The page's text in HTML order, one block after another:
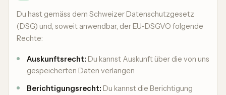
Du hast gemäss dem Schweizer Datenschutzgesetz
(DSG) und, soweit anwendbar, der EU-DSGVO folgende
Rechte:
Auskunftsrecht: Du kannst Auskunft über die von uns
gespeicherten Daten verlangen
Berichtigungsrecht: Du kannst die Berichtigung